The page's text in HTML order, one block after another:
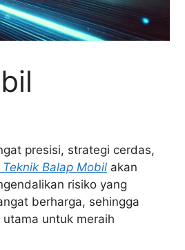
presisi, strategi cerdas,
Balap Mobil akan
risiko yang
berharga, sehingga
untuk meraih